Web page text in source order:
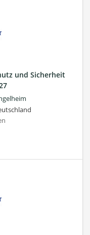
und Sicherheit